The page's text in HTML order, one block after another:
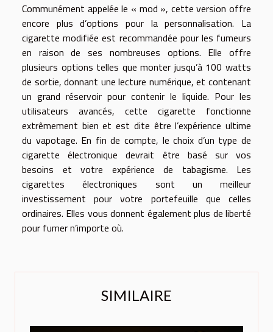
Communément appelée le « mod », cette version offre
encore plus d’options pour la personnalisation. La
cigarette modifiée est recommandée pour les fumeurs
en raison de ses nombreuses options. Elle offre
plusieurs options telles que monter jusqu’à 100 watts
de sortie, donnant une lecture numérique, et contenant
un grand réservoir pour contenir le liquide. Pour les
utilisateurs avancés, cette cigarette fonctionne
extrêmement bien et est dite être l’expérience ultime
du vapotage. En fin de compte, le choix d’un type de
cigarette électronique devrait être basé sur vos
besoins et votre expérience de tabagisme. Les
cigarettes électroniques sont un meilleur
investissement pour votre portefeuille que celles
ordinaires. Elles vous donnent également plus de liberté
pour fumer n’importe où.
SIMILAIRE